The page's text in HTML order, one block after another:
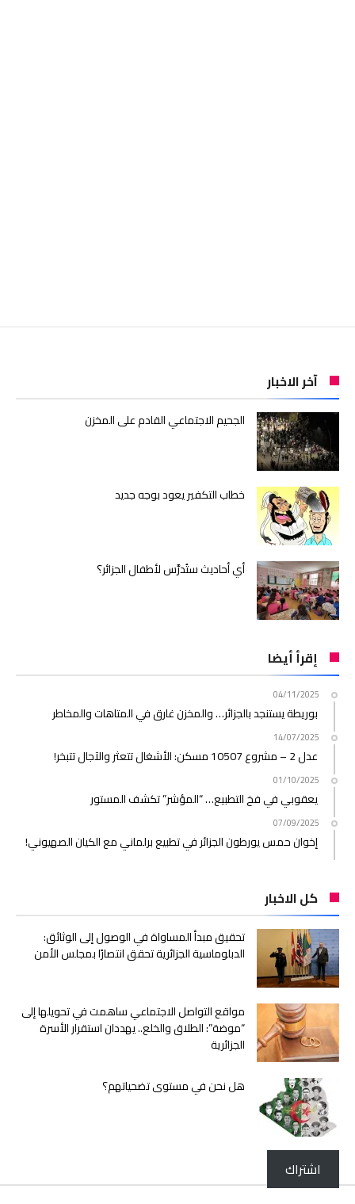
آخر الاخبار
الجحيم الاجتماعي القادم على المخزن
خطاب التكفير يعود بوجه جديد
أي أحاديث ستُدرَّس لأطفال الجزائر؟
إقرأ أيضا
04/11/2025
بوريطة يستنجد بالجزائر… والمخزن غارق في المتاهات والمخاطر
14/07/2025
عدل 2 – مشروع 10507 مسكن: الأشغال تتعثر والآجال تتبخر!
01/10/2025
يعقوبي في فخ التطبيع… “المؤشر” تكشف المستور
07/09/2025
إخوان حمس يورطون الجزائر في تطبيع برلماني مع الكيان الصهيوني!
كل الاخبار
تحقيق مبدأ المساواة في الوصول إلى الوثائق:
الدبلوماسية الجزائرية تحقق انتصارًا بمجلس الأمن
مواقع التواصل الاجتماعي ساهمت في تحويلها إلى
“موضة”: الطلاق والخلع.. يهددان استقرار الأسرة
الجزائرية
هل نحن في مستوى تضحياتهم؟
اشتراك